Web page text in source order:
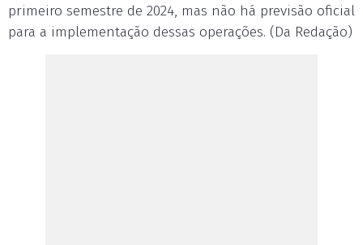
primeiro semestre de 2024, mas não há previsão oficial
para a implementação dessas operações. (Da Redação)